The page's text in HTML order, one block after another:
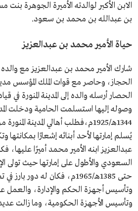
الابن الأكبر لوالدته الأميرة الجوهرة
بن عبدالله بن محمد بن سعود.
حياة الأمير محمد بن عبدالعزيز
شارك الأمير محمد بن عبدالعزيز مع
الحجاز، وحاصر مع قوات الملك المؤسس
الحصار أرسله والده إلى المدينة المنورة
وصوله إليها استسلمت الحامية ودخلت
1344هـ/1925م،فطلب أهالي المدينة
يُسلم إمارتها لأحد أبنائه إشعارًا بمكانتها
عبدالعزيز ابنه الأمير محمد أميرًا عليها،
حتى 1385هـ/1965م، فكان له دور
وتأسيس أجهزة الحكم والإدارة، والعمل
وتأسيس الأجهزة الحكومية، وما زالت عديد